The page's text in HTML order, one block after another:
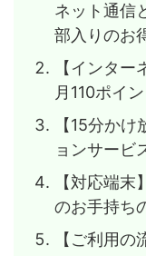
ネット通信
部入りのお
【インタ
月110ポイ
【15分か
ョンサービ
【対応端
のお手持ち
【ご利用